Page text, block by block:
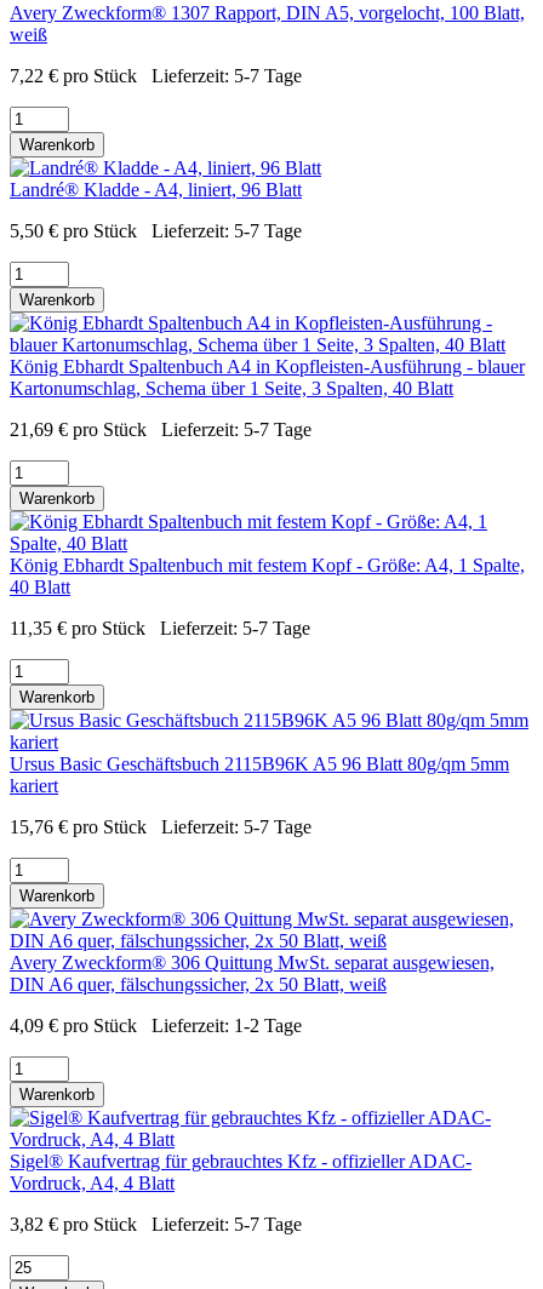
Avery Zweckform® 1307 Rapport, DIN A5, vorgelocht, 100 Blatt,
weiß
7,22 € pro Stück Lieferzeit: 5-7 Tage
Warenkorb
Landré® Kladde - A4, liniert, 96 Blatt
5,50 € pro Stück Lieferzeit: 5-7 Tage
Warenkorb
König Ebhardt Spaltenbuch A4 in Kopfleisten-Ausführung - blauer
Kartonumschlag, Schema über 1 Seite, 3 Spalten, 40 Blatt
21,69 € pro Stück Lieferzeit: 5-7 Tage
Warenkorb
König Ebhardt Spaltenbuch mit festem Kopf - Größe: A4, 1 Spalte,
40 Blatt
11,35 € pro Stück Lieferzeit: 5-7 Tage
Warenkorb
Ursus Basic Geschäftsbuch 2115B96K A5 96 Blatt 80g/qm 5mm
kariert
15,76 € pro Stück Lieferzeit: 5-7 Tage
Warenkorb
Avery Zweckform® 306 Quittung MwSt. separat ausgewiesen,
DIN A6 quer, fälschungssicher, 2x 50 Blatt, weiß
4,09 € pro Stück Lieferzeit: 1-2 Tage
Warenkorb
Sigel® Kaufvertrag für gebrauchtes Kfz - offizieller ADAC-
Vordruck, A4, 4 Blatt
3,82 € pro Stück Lieferzeit: 5-7 Tage